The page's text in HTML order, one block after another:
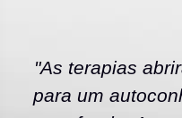
"As terapias
para um